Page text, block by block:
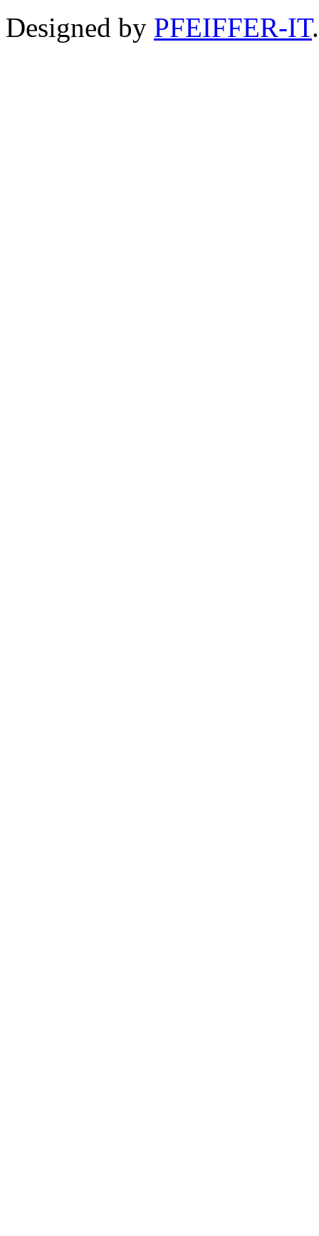
Designed by PFEIFFER-IT.